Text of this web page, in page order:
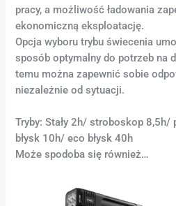
pracy, a możliwość ładowania
ekonomiczną eksploatację.
Opcja wyboru trybu świecenia
sposób optymalny do potrzeb na
temu można zapewnić sobie
niezależnie od sytuacji.
Tryby: Stały 2h/ stroboskop
błysk 10h/ eco błysk 40h
Może spodoba się również…